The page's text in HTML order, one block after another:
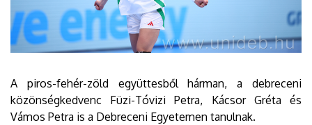
A piros-fehér-zöld együttesből hárman, a debreceni
közönségkedvenc Füzi-Tóvizi Petra, Kácsor Gréta és
Vámos Petra is a Debreceni Egyetemen tanulnak.